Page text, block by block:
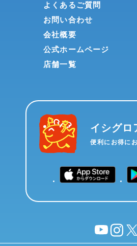
よくあるご質問
お問い合わせ
会社概要
公式ホームページ
店舗一覧
イシグロ
便利にお得に
YouTubeinstagram
X